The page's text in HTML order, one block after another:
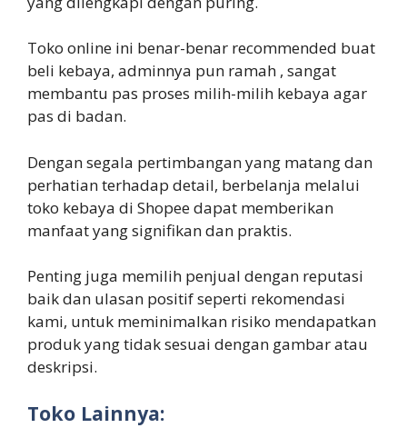
Toko online ini benar-benar recommended buat
beli kebaya, adminnya pun ramah , sangat
membantu pas proses milih-milih kebaya agar
pas di badan.
Dengan segala pertimbangan yang matang dan
perhatian terhadap detail, berbelanja melalui
toko kebaya di Shopee dapat memberikan
manfaat yang signifikan dan praktis.
Penting juga memilih penjual dengan reputasi
baik dan ulasan positif seperti rekomendasi
kami, untuk meminimalkan risiko mendapatkan
produk yang tidak sesuai dengan gambar atau
deskripsi.
Toko Lainnya: